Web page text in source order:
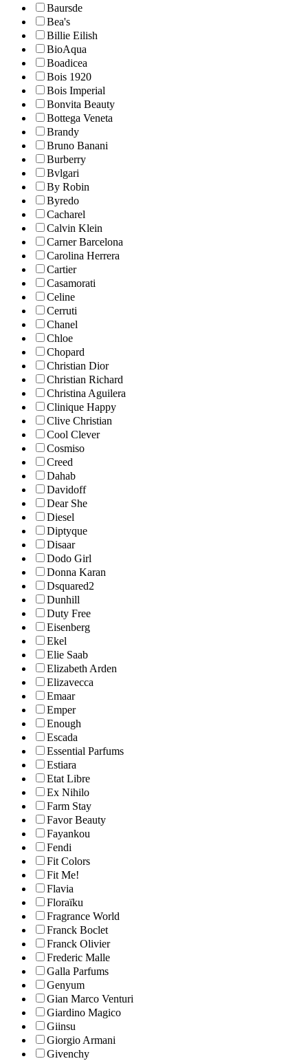
Baursde
Bea's
Billie Eilish
BioAqua
Boadicea
Bois 1920
Bois Imperial
Bonvita Beauty
Bottega Veneta
Brandy
Bruno Banani
Burberry
Bvlgari
By Robin
Byredo
Cacharel
Calvin Klein
Carner Barcelona
Carolina Herrera
Cartier
Casamorati
Celine
Cerruti
Chanel
Chloe
Chopard
Christian Dior
Christian Richard
Christina Aguilera
Clinique Happy
Clive Christian
Cool Clever
Cosmiso
Creed
Dahab
Davidoff
Dear She
Diesel
Diptyque
Disaar
Dodo Girl
Donna Karan
Dsquared2
Dunhill
Duty Free
Eisenberg
Ekel
Elie Saab
Elizabeth Arden
Elizavecca
Emaar
Emper
Enough
Escada
Essential Parfums
Estiara
Etat Libre
Ex Nihilo
Farm Stay
Favor Beauty
Fayankou
Fendi
Fit Colors
Fit Me!
Flavia
Floraïku
Fragrance World
Franck Boclet
Franck Olivier
Frederic Malle
Galla Parfums
Genyum
Gian Marco Venturi
Giardino Magico
Giinsu
Giorgio Armani
Givenchy